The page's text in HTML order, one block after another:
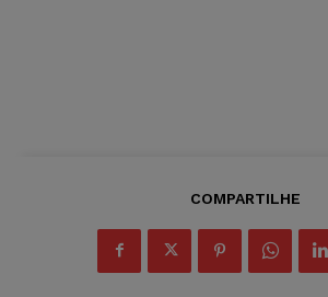
COMPARTILHE